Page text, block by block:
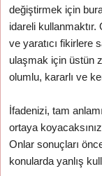
değiştirmek için
idareli kullanmaktır.
ve yaratıcı fikirlere
ulaşmak için üstün
olumlu, kararlı ve
İfadenizi, tam
ortaya
Onlar sonuçları
konularda yanlış